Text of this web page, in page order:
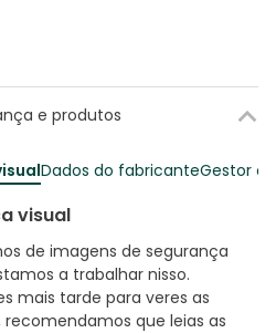
e produtos
Dados do fabricanteGestor
visual
de imagens de segurança
a trabalhar nisso.
mais tarde para veres as
que leias as